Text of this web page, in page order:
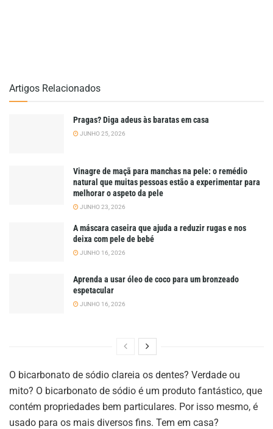
Artigos Relacionados
Pragas? Diga adeus às baratas em casa
JUNHO 25, 2026
Vinagre de maçã para manchas na pele: o remédio
natural que muitas pessoas estão a experimentar para
melhorar o aspeto da pele
JUNHO 23, 2026
A máscara caseira que ajuda a reduzir rugas e nos
deixa com pele de bebé
JUNHO 16, 2026
Aprenda a usar óleo de coco para um bronzeado
espetacular
JUNHO 16, 2026
O bicarbonato de sódio clareia os dentes? Verdade ou
mito? O bicarbonato de sódio é um produto fantástico, que
contém propriedades bem particulares. Por isso mesmo, é
usado para os mais diversos fins. Tem em casa?